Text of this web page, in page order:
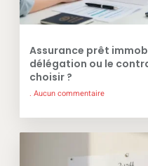
Assurance prêt
délégation ou le
choisir ?
Aucun commentaire